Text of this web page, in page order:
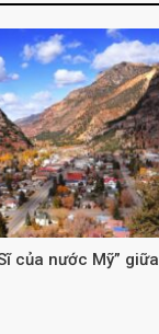
của nước Mỹ” giữa